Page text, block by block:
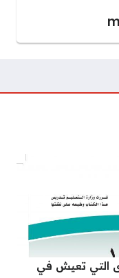
التي تعيش في